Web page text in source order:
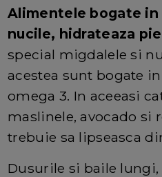
Alimentele bogate in
nucile, hidrateaza
special migdalele si
acestea sunt bogate
omega 3. In aceeasi
maslinele, avocado si
trebuie sa lipseasca
Dusurile si baile